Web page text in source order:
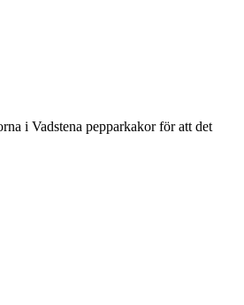
i Vadstena pepparkakor för att det